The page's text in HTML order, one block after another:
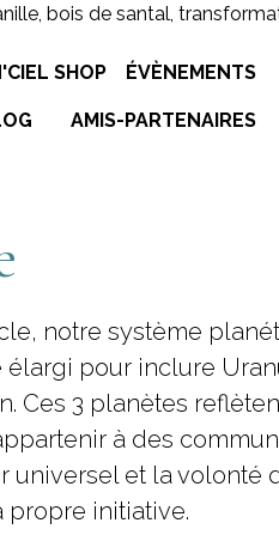
bois de santal,
SHOP ÉVÈNEMENTS
AMIS-PARTENAIRES
notre système
pour inclure
Ces 3 planètes
à des
universel et la volonté
propre initiative.